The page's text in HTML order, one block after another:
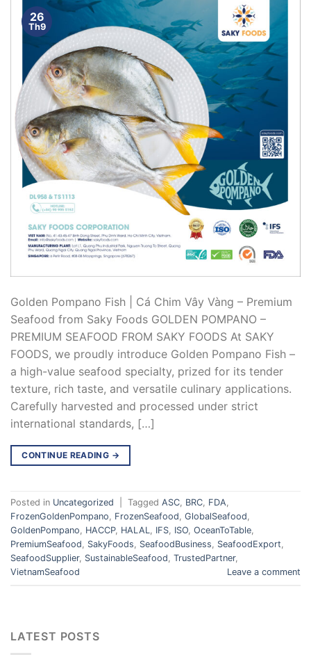
26
Th9
Golden Pompano Fish | Cá Chim Vây Vàng – Premium
Seafood from Saky Foods GOLDEN POMPANO –
PREMIUM SEAFOOD FROM SAKY FOODS At SAKY
FOODS, we proudly introduce Golden Pompano Fish –
a high-value seafood specialty, prized for its tender
texture, rich taste, and versatile culinary applications.
Carefully harvested and processed under strict
international standards, […]
CONTINUE READING →
Posted in Uncategorized Tagged ASC, BRC, FDA,
FrozenGoldenPompano, FrozenSeafood, GlobalSeafood,
GoldenPompano, HACCP, HALAL, IFS, ISO, OceanToTable,
PremiumSeafood, SakyFoods, SeafoodBusiness, SeafoodExport,
SeafoodSupplier, SustainableSeafood, TrustedPartner,
VietnamSeafood
Leave a comment
LATEST POSTS